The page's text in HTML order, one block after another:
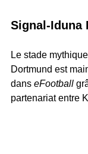
Signal-Iduna
Le stade
Dortmund est
dans eFootball
partenariat entre